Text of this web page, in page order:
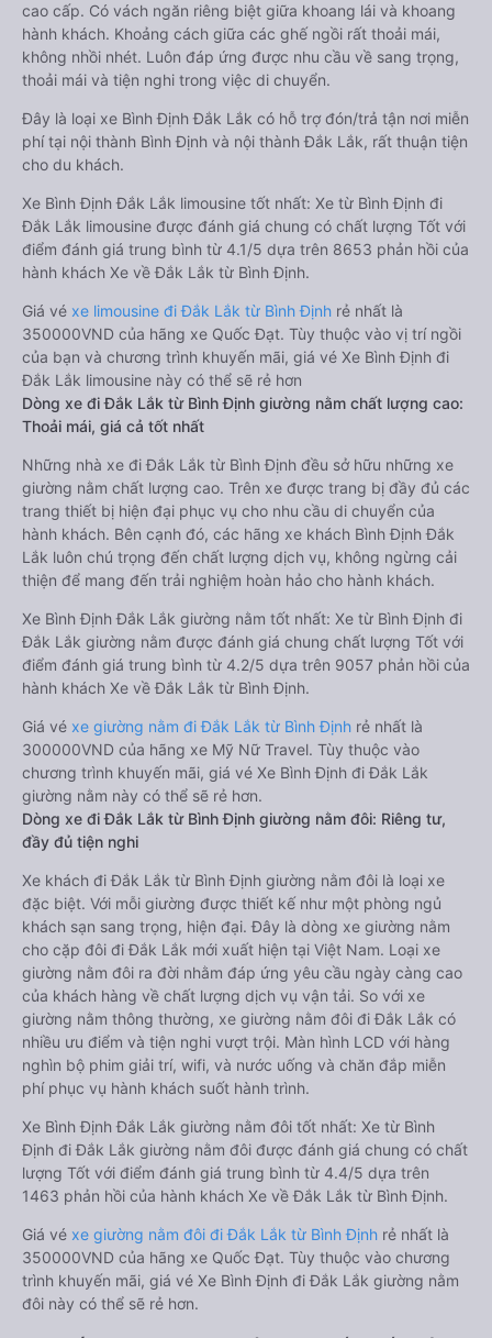
cao cấp. Có vách ngăn riêng biệt giữa khoang lái và khoang
hành khách. Khoảng cách giữa các ghế ngồi rất thoải mái,
không nhồi nhét. Luôn đáp ứng được nhu cầu về sang trọng,
thoải mái và tiện nghi trong việc di chuyển.
Đây là loại xe Bình Định Đắk Lắk có hỗ trợ đón/trả tận nơi miễn
phí tại nội thành Bình Định và nội thành Đắk Lắk, rất thuận tiện
cho du khách.
Xe Bình Định Đắk Lắk limousine tốt nhất: Xe từ Bình Định đi
Đắk Lắk limousine được đánh giá chung có chất lượng Tốt với
điểm đánh giá trung bình từ 4.1/5 dựa trên 8653 phản hồi của
hành khách Xe về Đắk Lắk từ Bình Định.
Giá vé xe limousine đi Đắk Lắk từ Bình Định rẻ nhất là
350000VND của hãng xe Quốc Đạt. Tùy thuộc vào vị trí ngồi
của bạn và chương trình khuyến mãi, giá vé Xe Bình Định đi
Đắk Lắk limousine này có thể sẽ rẻ hơn
Dòng xe đi Đắk Lắk từ Bình Định giường nằm chất lượng cao:
Thoải mái, giá cả tốt nhất
Những nhà xe đi Đắk Lắk từ Bình Định đều sở hữu những xe
giường nằm chất lượng cao. Trên xe được trang bị đầy đủ các
trang thiết bị hiện đại phục vụ cho nhu cầu di chuyển của
hành khách. Bên cạnh đó, các hãng xe khách Bình Định Đắk
Lắk luôn chú trọng đến chất lượng dịch vụ, không ngừng cải
thiện để mang đến trải nghiệm hoàn hảo cho hành khách.
Xe Bình Định Đắk Lắk giường nằm tốt nhất: Xe từ Bình Định đi
Đắk Lắk giường nằm được đánh giá chung chất lượng Tốt với
điểm đánh giá trung bình từ 4.2/5 dựa trên 9057 phản hồi của
hành khách Xe về Đắk Lắk từ Bình Định.
Giá vé xe giường nằm đi Đắk Lắk từ Bình Định rẻ nhất là
300000VND của hãng xe Mỹ Nữ Travel. Tùy thuộc vào
chương trình khuyến mãi, giá vé Xe Bình Định đi Đắk Lắk
giường nằm này có thể sẽ rẻ hơn.
Dòng xe đi Đắk Lắk từ Bình Định giường nằm đôi: Riêng tư,
đầy đủ tiện nghi
Xe khách đi Đắk Lắk từ Bình Định giường nằm đôi là loại xe
đặc biệt. Với mỗi giường được thiết kế như một phòng ngủ
khách sạn sang trọng, hiện đại. Đây là dòng xe giường nằm
cho cặp đôi đi Đắk Lắk mới xuất hiện tại Việt Nam. Loại xe
giường nằm đôi ra đời nhằm đáp ứng yêu cầu ngày càng cao
của khách hàng về chất lượng dịch vụ vận tải. So với xe
giường nằm thông thường, xe giường nằm đôi đi Đắk Lắk có
nhiều ưu điểm và tiện nghi vượt trội. Màn hình LCD với hàng
nghìn bộ phim giải trí, wifi, và nước uống và chăn đắp miễn
phí phục vụ hành khách suốt hành trình.
Xe Bình Định Đắk Lắk giường nằm đôi tốt nhất: Xe từ Bình
Định đi Đắk Lắk giường nằm đôi được đánh giá chung có chất
lượng Tốt với điểm đánh giá trung bình từ 4.4/5 dựa trên
1463 phản hồi của hành khách Xe về Đắk Lắk từ Bình Định.
Giá vé xe giường nằm đôi đi Đắk Lắk từ Bình Định rẻ nhất là
350000VND của hãng xe Quốc Đạt. Tùy thuộc vào chương
trình khuyến mãi, giá vé Xe Bình Định đi Đắk Lắk giường nằm
đôi này có thể sẽ rẻ hơn.